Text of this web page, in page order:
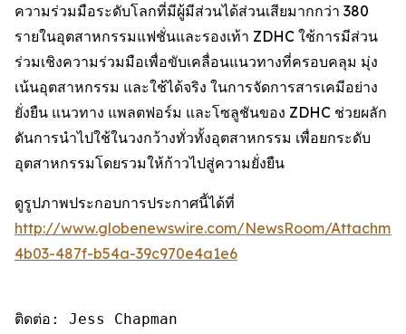
ความร่วมมือระดับโลกที่มีผู้มีส่วนได้ส่วนเสียมากกว่า 380
รายในอุตสาหกรรมแฟชั่นและรองเท้า ZDHC ใช้การมีส่วน
ร่วมเชิงความร่วมมือเพื่อขับเคลื่อนแนวทางที่ครอบคลุม มุ่ง
เน้นอุตสาหกรรม และใช้ได้จริง ในการจัดการสารเคมีอย่าง
ยั่งยืน แนวทาง แพลตฟอร์ม และโซลูชันของ ZDHC ช่วยผลัก
ดันการนำไปใช้ในวงกว้างทั่วทั้งอุตสาหกรรม เพื่อยกระดับ
อุตสาหกรรมโดยรวมให้ก้าวไปสู่ความยั่งยืน
ดูรูปภาพประกอบการประกาศนี้ได้ที่
http://www.globenewswire.com/NewsRoom/
4b03-487f-b54a-39c970e4a1e6
ติดต่อ: Jess Chapman